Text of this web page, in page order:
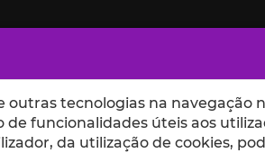
outras tecnologias na navegação
funcionalidades úteis aos
da utilização de cookies,